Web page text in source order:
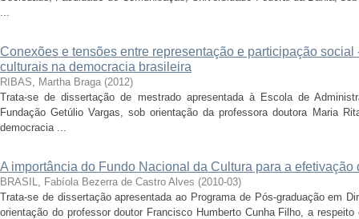
...
Conexões e tensões entre representação e participação
culturais na democracia brasileira
RIBAS, Martha Braga (2012)
Trata-se de dissertação de mestrado apresentada à Escola de
Fundação Getúlio Vargas, sob orientação da professora doutora Maria
democracia ...
A importância do Fundo Nacional da Cultura para a efetivação
BRASIL, Fabíola Bezerra de Castro Alves (2010-03)
Trata-se de dissertação apresentada ao Programa de Pós-graduação em
orientação do professor doutor Francisco Humberto Cunha Filho, a